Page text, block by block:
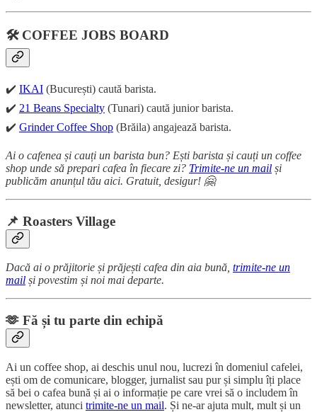
🛠️ COFFEE JOBS BOARD
✔️ IKAI (București) caută barista.
✔️ 21 Beans Specialty (Tunari) caută junior barista.
✔️ Grinder Coffee Shop (Brăila) angajează barista.
Ai o cafenea și cauți un barista bun? Ești barista și cauți un coffee
shop unde să prepari cafea în fiecare zi? Trimite-ne un mail și
publicăm anunțul tău aici. Gratuit, desigur! 🤗
📌 Roasters Village
Dacă ai o prăjitorie și prăjești cafea din aia bună, trimite-ne un
mail și povestim și noi mai departe.
🫶 Fă și tu parte din echipă
Ai un coffee shop, ai deschis unul nou, lucrezi în domeniul cafelei,
ești om de comunicare, blogger, jurnalist sau pur și simplu îți place
să bei o cafea bună și ai o informație pe care vrei să o includem în
newsletter, atunci trimite-ne un mail. Și ne-ar ajuta mult, mult și un